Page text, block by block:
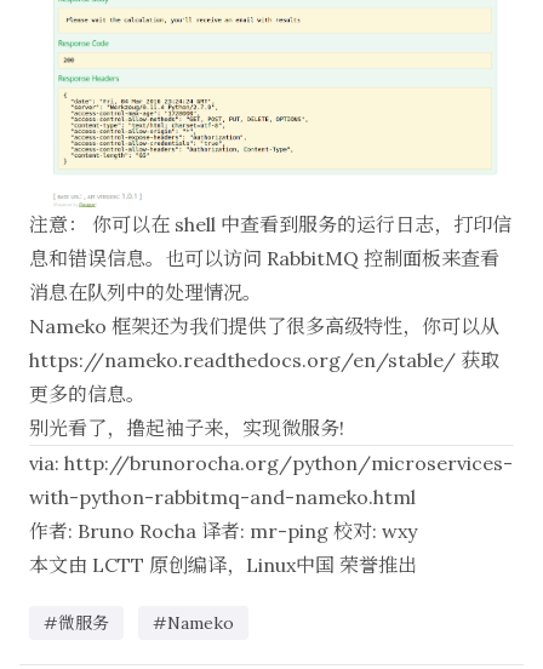
注意： 你可以在 shell 中查看到服务的运行日志，打印信
息和错误信息。也可以访问 RabbitMQ 控制面板来查看
消息在队列中的处理情况。
Nameko 框架还为我们提供了很多高级特性，你可以从
https://nameko.readthedocs.org/en/stable/ 获取
更多的信息。
别光看了，撸起袖子来，实现微服务!
via: http://brunorocha.org/python/microservices-
with-python-rabbitmq-and-nameko.html
作者: Bruno Rocha 译者: mr-ping 校对: wxy
本文由 LCTT 原创编译， Linux中国 荣誉推出
#微服务 #Nameko